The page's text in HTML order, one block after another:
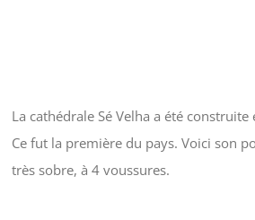
La cathédrale Sé Velha a été
Ce fut la première du pays. Voici son
très sobre, à 4 voussures.